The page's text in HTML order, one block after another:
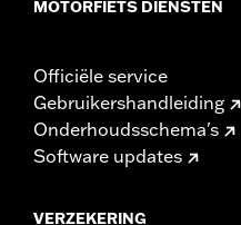
MOTORFIETS DIENSTEN
Officiële service
Gebruikershandleiding
Onderhoudsschema's
Software updates
VERZEKERING